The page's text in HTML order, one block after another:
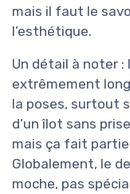
mais il faut le
l’esthétique.
Un détail à noter :
extrêmement
la poses, surtout
d’un îlot sans
mais ça fait
Globalement, le
moche, pas